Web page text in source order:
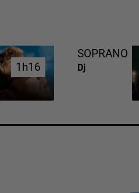
1h16
1h16
SOPRANO
Dj